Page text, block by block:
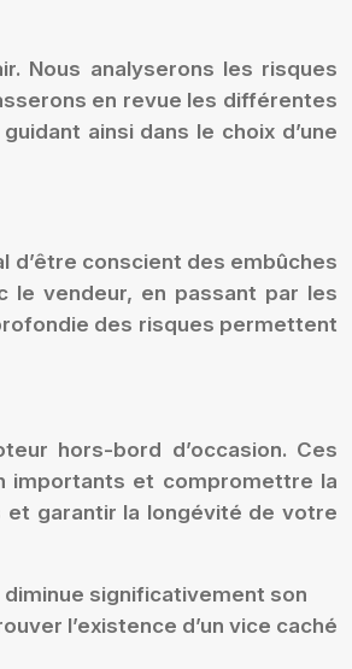
Nous analyserons les risques
en revue les différentes
ainsi dans le choix d’une
d’être conscient des embûches
le vendeur, en passant par les
des risques permettent
hors-bord d’occasion. Ces
importants et compromettre la
et garantir la longévité de votre
significativement son
l’existence d’un vice caché